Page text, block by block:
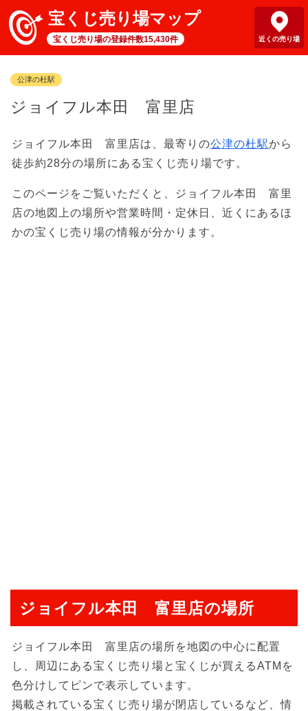
宝くじ売り場マップ
宝くじ売り場の登録件数15,430件 近くの売り場
公津の杜駅
ジョイフル本田 富里店
ジョイフル本田 富里店は、最寄りの公津の杜駅から
徒歩約28分の場所にある宝くじ売り場です。
このページをご覧いただくと、ジョイフル本田 富里
店の地図上の場所や営業時間・定休日、近くにあるほ
かの宝くじ売り場の情報が分かります。
ジョイフル本田 富里店の場所
ジョイフル本田 富里店の場所を地図の中心に配置
し、周辺にある宝くじ売り場と宝くじが買えるATMを
色分けしてピンで表示しています。
掲載されている宝くじ売り場が閉店しているなど、情